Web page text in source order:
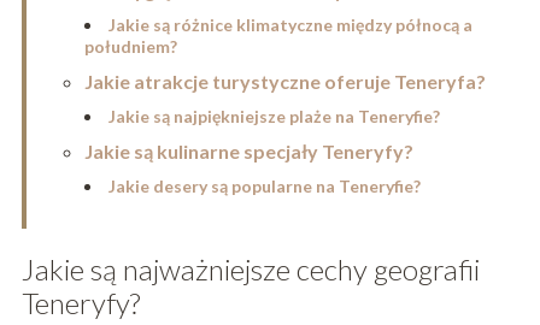
Jakie są różnice klimatyczne między północą a
południem?
Jakie atrakcje turystyczne oferuje Teneryfa?
Jakie są najpiękniejsze plaże na Teneryfie?
Jakie są kulinarne specjały Teneryfy?
Jakie desery są popularne na Teneryfie?
Jakie są najważniejsze cechy geografii
Teneryfy?